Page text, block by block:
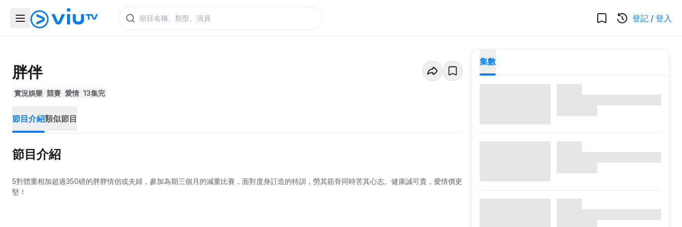
登記 / 登入
胖伴
實況娛樂 競賽 愛情 13集完
節目介紹類似節目
節目介紹
5對體重相加超過350磅的胖胖情侶或夫婦，參加為期三個月的減重比賽，面對度身訂造的特訓，勞其筋骨同時苦其心志。健康誠可貴，愛情價更
堅！
集數